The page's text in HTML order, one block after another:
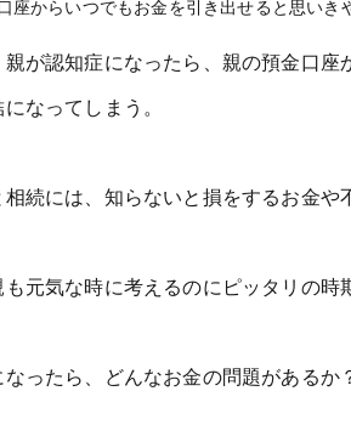
座からいつでもお金を引き出せると思い
親が認知症になったら、親の預金口
なってしまう。
相続には、知らないと損をするお金や
も元気な時に考えるのにピッタリの
なったら、どんなお金の問題があるか